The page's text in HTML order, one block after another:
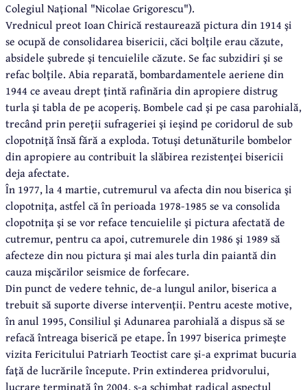
Colegiul Naţional "Nicolae Grigorescu").
Vrednicul preot Ioan Chirică restaurează pictura din 1914 şi
se ocupă de consolidarea bisericii, căci bolţile erau căzute,
absidele şubrede şi tencuielile căzute. Se fac subzidiri şi se
refac bolţile. Abia reparată, bombardamentele aeriene din
1944 ce aveau drept ţintă rafinăria din apropiere distrug
turla şi tabla de pe acoperiş. Bombele cad şi pe casa parohială,
trecând prin pereţii sufrageriei şi ieşind pe coridorul de sub
clopotniţă însă fără a exploda. Totuşi detunăturile bombelor
din apropiere au contribuit la slăbirea rezistenţei bisericii
deja afectate.
În 1977, la 4 martie, cutremurul va afecta din nou biserica şi
clopotniţa, astfel că în perioada 1978-1985 se va consolida
clopotniţa şi se vor reface tencuielile şi pictura afectată de
cutremur, pentru ca apoi, cutremurele din 1986 şi 1989 să
afecteze din nou pictura şi mai ales turla din paiantă din
cauza mişcărilor seismice de forfecare.
Din punct de vedere tehnic, de-a lungul anilor, biserica a
trebuit să suporte diverse intervenţii. Pentru aceste motive,
în anul 1995, Consiliul şi Adunarea parohială a dispus să se
refacă întreaga biserică pe etape. În 1997 biserica primeşte
vizita Fericitului Patriarh Teoctist care şi-a exprimat bucuria
faţă de lucrările începute. Prin extinderea pridvorului,
lucrare terminată în 2004, s-a schimbat radical aspectul